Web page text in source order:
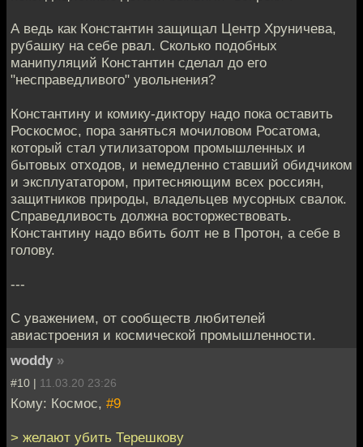
А ведь как Константин защищал Центр Хруничева,
рубашку на себе рвал. Сколько подобных
манипуляций Константин сделал до его
"несправедливого" увольнения?
Константину и комику-диктору надо пока оставить
Роскосмос, пора заняться мочиловом Росатома,
который стал утилизатором промышленных и
бытовых отходов, и немедленно ставший обидчиком
и эксплуататором, притесняющим всех россиян,
защитников природы, владельцев мусорных свалок.
Справедливость должна восторжествовать.
Константину надо вбить болт не в Протон, а себе в
голову.
---
С уважением, от сообществ любителей
авиастроения и космической промышленности.
woddy »
#10 | 11.03.20 23:26
Кому: Космос, #9
> желают убить Терешкову